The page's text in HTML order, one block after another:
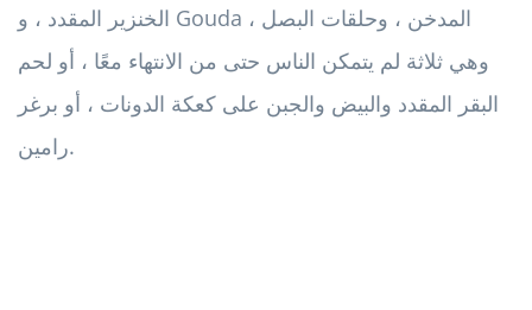
الخنزير المقدد ، و Gouda المدخن ، وحلقات البصل ،
وهي ثلاثة لم يتمكن الناس حتى من الانتهاء معًا ، أو لحم
البقر المقدد والبيض والجبن على كعكة الدونات ، أو برغر
رامين.